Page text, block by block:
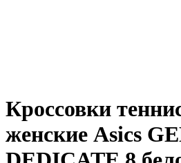
Кроссовки
женские Asics